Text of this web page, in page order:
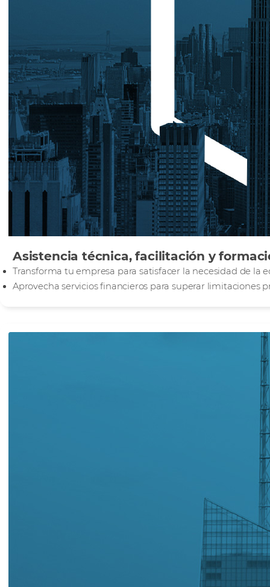
Asistencia técnica, facilitación y
Transforma tu empresa para satisfacer la necesidad de la
Aprovecha servicios financieros para superar limitaciones